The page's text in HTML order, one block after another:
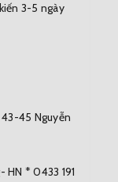
3-5 ngày
43-45 Nguyễn
HN * 0433 191